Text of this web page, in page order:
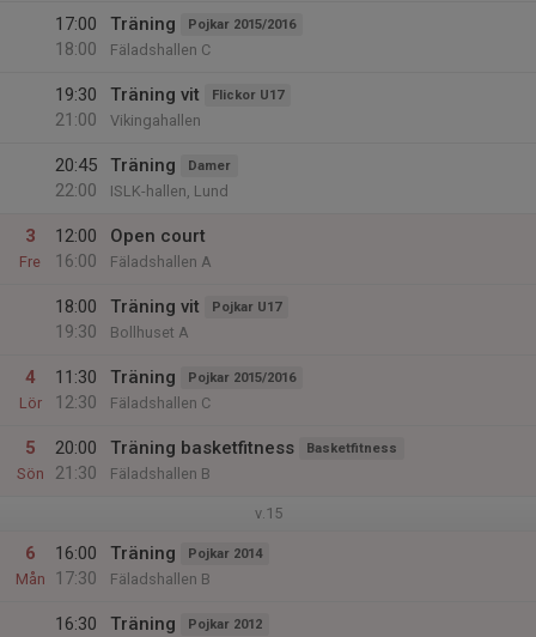
17:00
18:00
Träning Pojkar 2015/2016
Fäladshallen C
19:30
21:00
Träning vit Flickor U17
Vikingahallen
20:45
22:00
Träning Damer
ISLK-hallen, Lund
3
Fre
12:00
16:00
Open court
Fäladshallen A
18:00
19:30
Träning vit Pojkar U17
Bollhuset A
4
Lör
11:30
12:30
Träning Pojkar 2015/2016
Fäladshallen C
5
Sön
20:00
21:30
Träning basketfitness Basketfitness
Fäladshallen B
v.15
6
Mån
16:00
17:30
Träning Pojkar 2014
Fäladshallen B
16:30
Träning Pojkar 2012